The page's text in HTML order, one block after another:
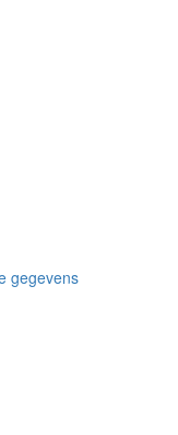
gegevens